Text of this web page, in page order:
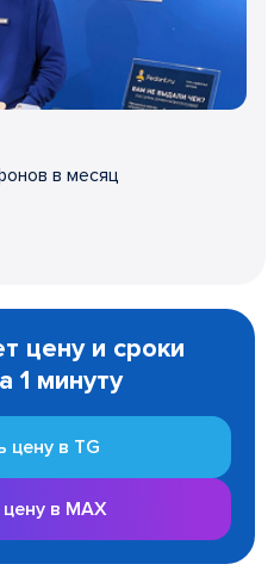
в месяц
цену и сроки
1 минуту
цену в TG
в MAX